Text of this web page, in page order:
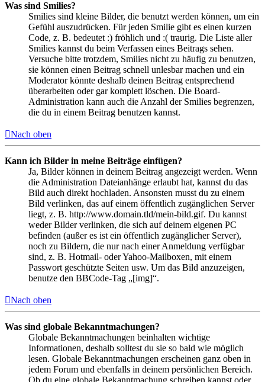
Was sind Smilies?
Smilies sind kleine Bilder, die benutzt werden können, um ein
Gefühl auszudrücken. Für jeden Smilie gibt es einen kurzen
Code, z. B. bedeutet :) fröhlich und :( traurig. Die Liste aller
Smilies kannst du beim Verfassen eines Beitrags sehen.
Versuche bitte trotzdem, Smilies nicht zu häufig zu benutzen,
sie können einen Beitrag schnell unlesbar machen und ein
Moderator könnte deshalb deinen Beitrag entsprechend
überarbeiten oder gar komplett löschen. Die Board-
Administration kann auch die Anzahl der Smilies begrenzen,
die du in einem Beitrag benutzen kannst.
Nach oben
Kann ich Bilder in meine Beiträge einfügen?
Ja, Bilder können in deinem Beitrag angezeigt werden. Wenn
die Administration Dateianhänge erlaubt hat, kannst du das
Bild auch direkt hochladen. Ansonsten musst du zu einem
Bild verlinken, das auf einem öffentlich zugänglichen Server
liegt, z. B. http://www.domain.tld/mein-bild.gif. Du kannst
weder Bilder verlinken, die sich auf deinem eigenen PC
befinden (außer es ist ein öffentlich zugänglicher Server),
noch zu Bildern, die nur nach einer Anmeldung verfügbar
sind, z. B. Hotmail- oder Yahoo-Mailboxen, mit einem
Passwort geschützte Seiten usw. Um das Bild anzuzeigen,
benutze den BBCode-Tag „[img]“.
Nach oben
Was sind globale Bekanntmachungen?
Globale Bekanntmachungen beinhalten wichtige
Informationen, deshalb solltest du sie so bald wie möglich
lesen. Globale Bekanntmachungen erscheinen ganz oben in
jedem Forum und ebenfalls in deinem persönlichen Bereich.
Ob du eine globale Bekanntmachung schreiben kannst oder